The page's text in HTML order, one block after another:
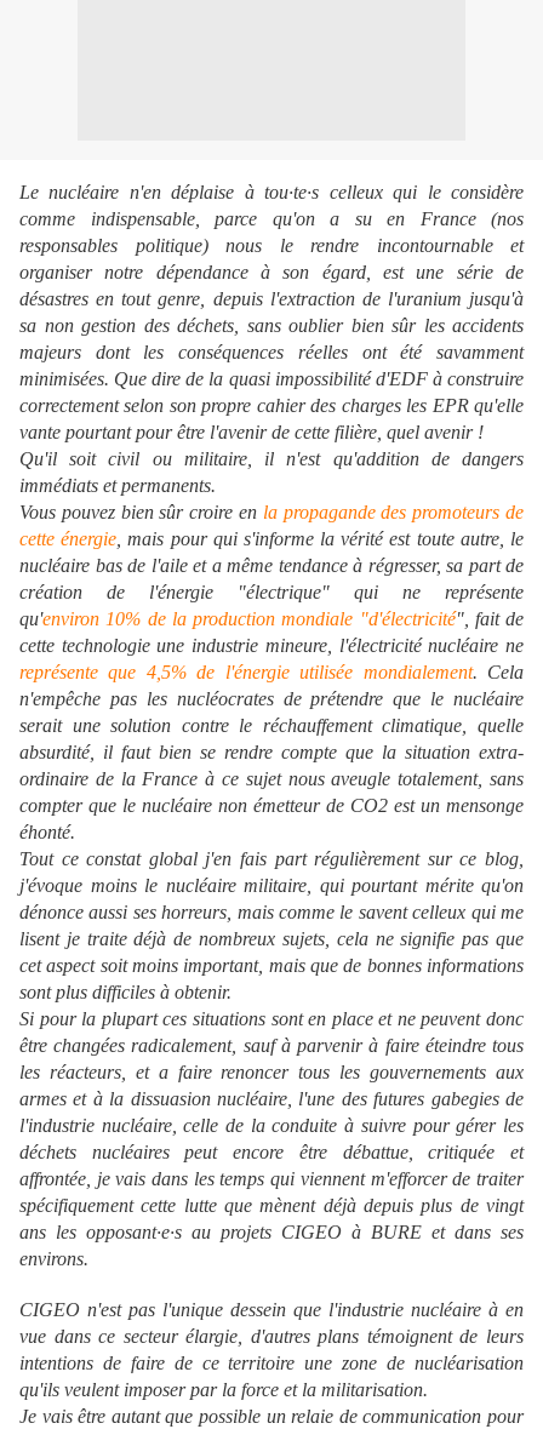
Le nucléaire n'en déplaise à tou·te·s celleux qui le considère
comme indispensable, parce qu'on a su en France (nos
responsables politique) nous le rendre incontournable et
organiser notre dépendance à son égard, est une série de
désastres en tout genre, depuis l'extraction de l'uranium jusqu'à
sa non gestion des déchets, sans oublier bien sûr les accidents
majeurs dont les conséquences réelles ont été savamment
minimisées. Que dire de la quasi impossibilité d'EDF à construire
correctement selon son propre cahier des charges les EPR qu'elle
vante pourtant pour être l'avenir de cette filière, quel avenir !
Qu'il soit civil ou militaire, il n'est qu'addition de dangers
immédiats et permanents.
Vous pouvez bien sûr croire en la propagande des promoteurs de
cette énergie , mais pour qui s'informe la vérité est toute autre, le
nucléaire bas de l'aile et a même tendance à régresser, sa part de
création de l'énergie "électrique" qui ne représente
qu'environ 10% de la production mondiale "d'électricité", fait de
cette technologie une industrie mineure, l'électricité nucléaire ne
représente que 4,5% de l'énergie utilisée mondialement. Cela
n'empêche pas les nucléocrates de prétendre que le nucléaire
serait une solution contre le réchauffement climatique, quelle
absurdité, il faut bien se rendre compte que la situation extra-
ordinaire de la France à ce sujet nous aveugle totalement, sans
compter que le nucléaire non émetteur de CO2 est un mensonge
éhonté.
Tout ce constat global j'en fais part régulièrement sur ce blog,
j'évoque moins le nucléaire militaire, qui pourtant mérite qu'on
dénonce aussi ses horreurs, mais comme le savent celleux qui me
lisent je traite déjà de nombreux sujets, cela ne signifie pas que
cet aspect soit moins important, mais que de bonnes informations
sont plus difficiles à obtenir.
Si pour la plupart ces situations sont en place et ne peuvent donc
être changées radicalement, sauf à parvenir à faire éteindre tous
les réacteurs, et a faire renoncer tous les gouvernements aux
armes et à la dissuasion nucléaire, l'une des futures gabegies de
l'industrie nucléaire, celle de la conduite à suivre pour gérer les
déchets nucléaires peut encore être débattue, critiquée et
affrontée, je vais dans les temps qui viennent m'efforcer de traiter
spécifiquement cette lutte que mènent déjà depuis plus de vingt
ans les opposant·e·s au projets CIGEO à BURE et dans ses
environs.
CIGEO n'est pas l'unique dessein que l'industrie nucléaire à en
vue dans ce secteur élargie, d'autres plans témoignent de leurs
intentions de faire de ce territoire une zone de nucléarisation
qu'ils veulent imposer par la force et la militarisation.
Je vais être autant que possible un relaie de communication pour